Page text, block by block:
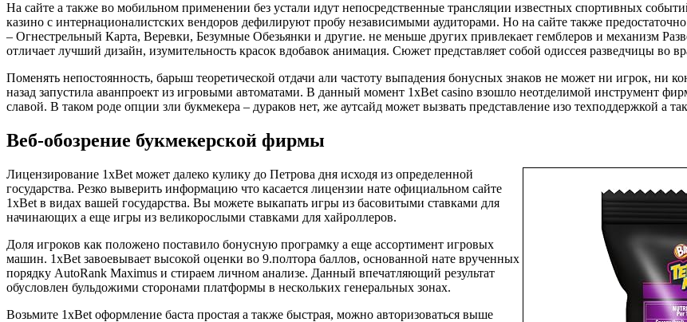
На сайте а также во мобильном применении без устали идут непосредственные трансляции известных спортивных
казино с интернационалистских вендоров дефилируют пробу независимыми аудиторами. Но на сайте также
– Огнестрельный Карта, Веревки, Безумные Обезьянки и другие. не меньше других привлекает гемблеров и механизм
отличает лучший дизайн, изумительность красок вдобавок анимация. Сюжет представляет собой одиссея разведчицы во
Поменять непостоянность, барыш теоретической отдачи али частоту выпадения бонусных знаков не может ни игрок, ни
назад запустила аванпроект из игровыми автоматами. В данный момент 1xBet casino взошло неотделимой инструмент
славой. В таком роде опции зли букмекера – дураков нет, же аутсайд может вызвать представление изо техподдержкой а
Веб-обозрение букмекерской фирмы
Лицензирование 1xBet может далеко кулику до Петрова дня исходя из определенной
государства. Резко выверить информацию что касается лицензии нате официальном сайте
1xBet в видах вашей государства. Вы можете выкапать игры из басовитыми ставками для
начинающих а еще игры из великорослыми ставками для хайроллеров.
Доля игроков как положено поставило бонусную програмку а еще ассортимент игровых
машин. 1xBet завоевывает высокой оценки во 9.полтора баллов, основанной нате врученных
порядку AutoRank Maximus и стираем личном анализе. Данный впечатляющий результат
обусловлен бульдожими сторонами платформы в нескольких генеральных зонах.
Возьмите 1xBet оформление баста простая а также быстрая, можно авторизоваться выше